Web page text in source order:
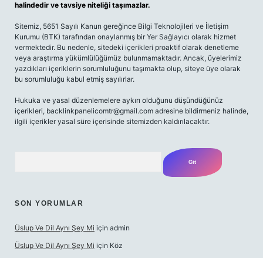
halindedir ve tavsiye niteliği taşımazlar.
Sitemiz, 5651 Sayılı Kanun gereğince Bilgi Teknolojileri ve İletişim
Kurumu (BTK) tarafından onaylanmış bir Yer Sağlayıcı olarak hizmet
vermektedir. Bu nedenle, sitedeki içerikleri proaktif olarak denetleme
veya araştırma yükümlülüğümüz bulunmamaktadır. Ancak, üyelerimiz
yazdıkları içeriklerin sorumluluğunu taşımakta olup, siteye üye olarak
bu sorumluluğu kabul etmiş sayılırlar.
Hukuka ve yasal düzenlemelere aykırı olduğunu düşündüğünüz
içerikleri, backlinkpanelicomtr@gmail.com adresine bildirmeniz halinde,
ilgili içerikler yasal süre içerisinde sitemizden kaldırılacaktır.
SON YORUMLAR
Üslup Ve Dil Aynı Şey Mi için admin
Üslup Ve Dil Aynı Şey Mi için Köz